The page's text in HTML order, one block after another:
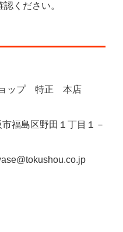
認ください。
ョップ 特正 本店
福島区野田１丁目１－